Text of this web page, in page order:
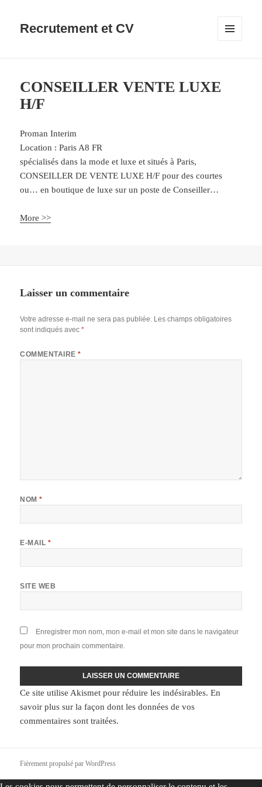
Recrutement et CV
CONSEILLER VENTE LUXE
H/F
Proman Interim
Location :Paris A8 FR
spécialisés dans la mode et luxe et situés à Paris,
CONSEILLER DE VENTE LUXE H/F pour des courtes
ou… en boutique de luxe sur un poste de Conseiller…
More >>
Laisser un commentaire
Votre adresse e-mail ne sera pas publiée. Les champs obligatoires
sont indiqués avec*
COMMENTAIRE*
NOM*
E-MAIL *
SITE WEB
Enregistrer mon nom, mon e-mail et mon site dans le navigateur
pour mon prochain commentaire.
Ce site utilise Akismet pour réduire les indésirables.En
savoir plus sur la façon dont les données de vos
commentaires sont traitées.
Fièrement propulsé par WordPress